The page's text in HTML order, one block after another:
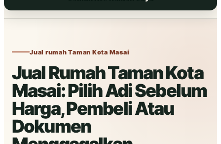
Jual rumah Taman Kota Masai
Jual Rumah Taman Kota
Masai: Pilih Adi Sebelum
Harga, Pembeli Atau
Dokumen